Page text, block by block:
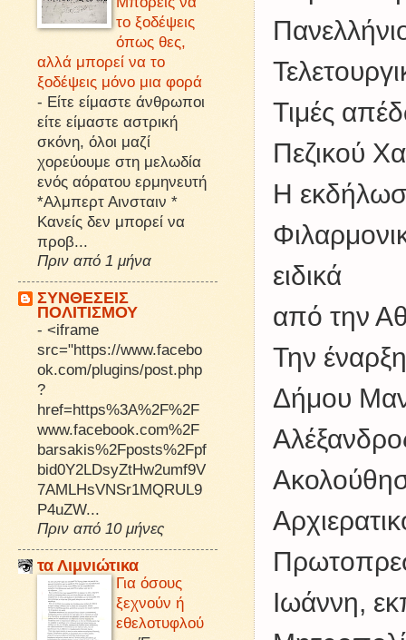
Τιμές
Πεζικού
Η
ειδικά
από την
Την
Δήμου
Ιωάννη,
το ξοδέψεις
όπως θες,
αλλά μπορεί να το
ξοδέψεις μόνο μια φορά
- Είτε είμαστε άνθρωποι
είτε είμαστε αστρική
σκόνη, όλοι μαζί
χορεύουμε στη μελωδία
ενός αόρατου ερμηνευτή
*Αλμπερτ Αινσταιν *
Κανείς δεν μπορεί να
προβ...
Πριν από 1 μήνα
ΣΥΝΘΕΣΕΙΣ
ΠΟΛΙΤΙΣΜΟΥ
- <iframe
src="https://www.facebo
ok.com/plugins/post.php
?
href=https%3A%2F%2F
www.facebook.com%2F
barsakis%2Fposts%2Fpf
bid0Y2LDsyZtHw2umf9V
7AMLHsVNSr1MQRUL9
P4uZW...
Πριν από 10 μήνες
τα Λιμνιώτικα
Για όσους
ξεχνούν ή
εθελοτυφλού